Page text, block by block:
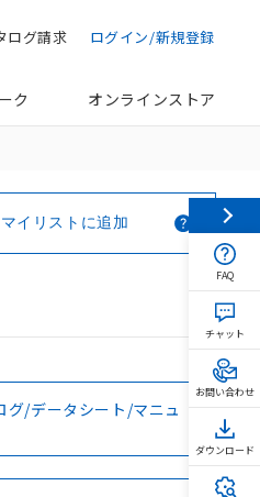
ログイン/新規登録
ログ請求
ク オンラインストア
マイリストに追加
グ/データシート/マニュ
FAQ
チャット
お問い合わせ
ダウンロード